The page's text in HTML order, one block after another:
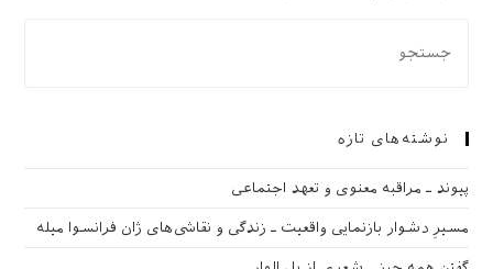
نوشته‌های تازه
پیوند ـ مراقبه‌ معنوی و تعهد اجتماعی
مسیرِ دشوار بازنمایی واقعیت ـ زندگی و نقاشی‌های ژان فرانسوا میله